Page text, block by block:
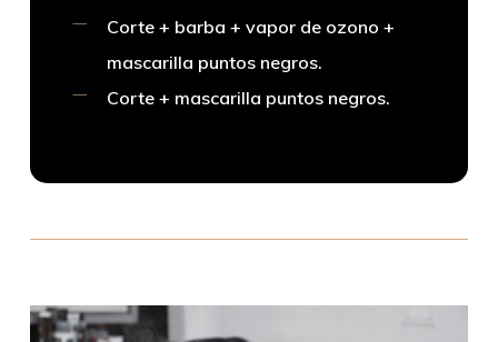
Corte + barba + vapor de ozono +
mascarilla puntos negros.
Corte + mascarilla puntos negros.